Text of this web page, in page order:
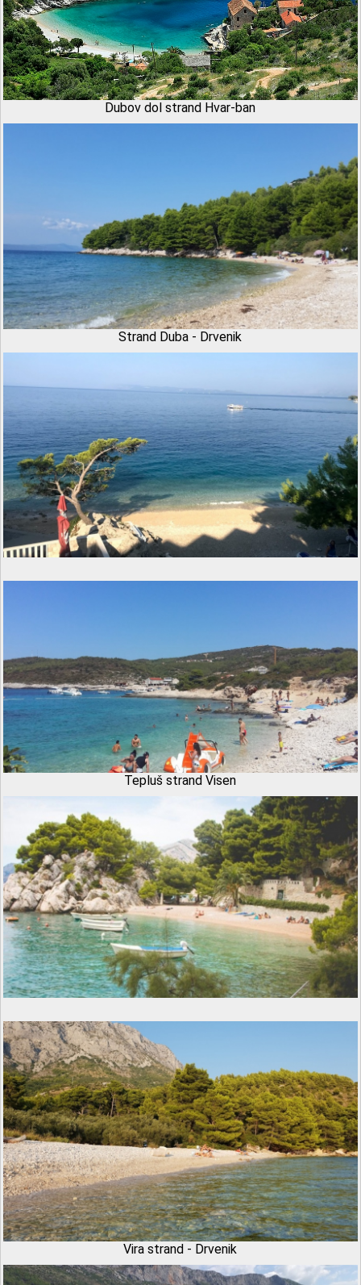
Dubov dol strand Hvar-ban
Strand Duba - Drvenik
Tepluš strand Visen
Vira strand - Drvenik